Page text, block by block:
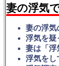
妻の浮気
妻の浮気
浮気を疑
妻は「浮
浮気をし